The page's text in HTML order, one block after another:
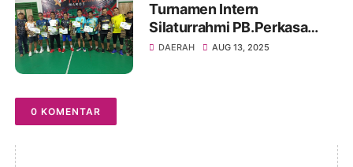
Turnamen Intern
Silaturrahmi PB.Perkasa
2025 Berakhir, Taufik-Faiz
DAERAH AUG 13, 2025
0 KOMENTAR